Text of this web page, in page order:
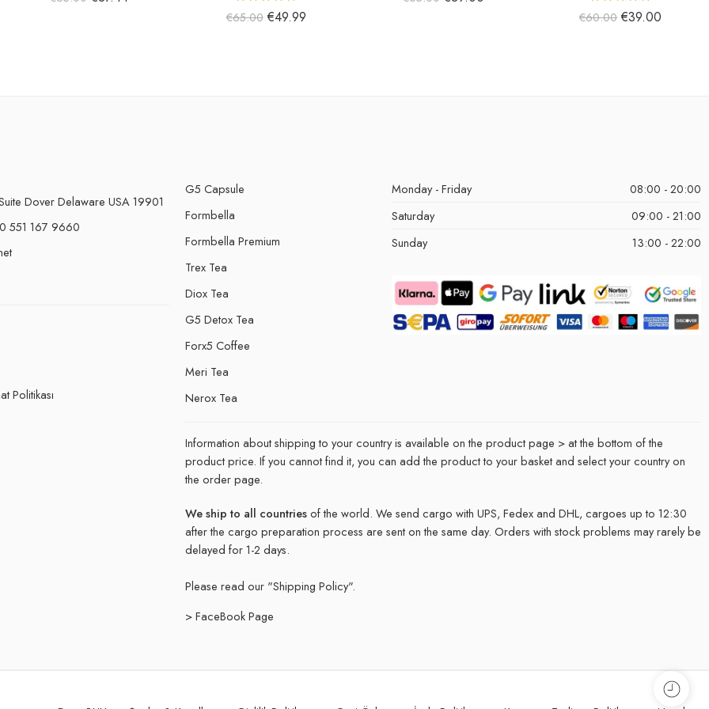
5 üzerinden
5.00oy aldı
€65.00 €49.99 5 üzerinden
5.00oy aldı
€60.00 €39.00
Dover Delaware USA 19901
551 167 9660
Politikası
G5 Capsule
Formbella
Formbella Premium
Trex Tea
Diox Tea
G5 Detox Tea
Forx5 Coffee
Meri Tea
Nerox Tea
Monday - Friday
08:00 - 20:00
Saturday
09:00 - 21:00
Sunday
13:00 - 22:00
Information about shipping to your country is available on the product page > at the bottom of the
product price. If you cannot find it, you can add the product to your basket and select your country on
the order page.
We ship to all countriesof the world. We send cargo with UPS, Fedex and DHL, cargoes up to 12:30
after the cargo preparation process are sent on the same day. Orders with stock problems may rarely be
delayed for 1-2 days.
Please read our "Shipping Policy".
> FaceBook Page